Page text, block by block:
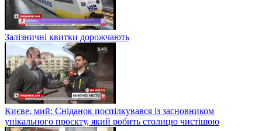
Залізничні квитки дорожчають
Києве, мий: Сніданок поспілкувався із засновником
унікального проєкту, який робить столицю чистішою